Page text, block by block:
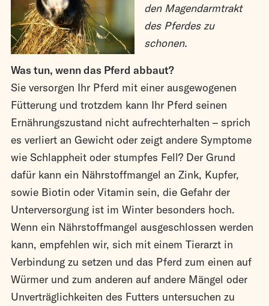
den Magendarmtrakt
des Pferdes zu
schonen.
Was tun, wenn das Pferd abbaut?
Sie versorgen Ihr Pferd mit einer ausgewogenen
Fütterung und trotzdem kann Ihr Pferd seinen
Ernährungszustand nicht aufrechterhalten – sprich
es verliert an Gewicht oder zeigt andere Symptome
wie Schlappheit oder stumpfes Fell? Der Grund
dafür kann ein Nährstoffmangel an Zink, Kupfer,
sowie Biotin oder Vitamin sein, die Gefahr der
Unterversorgung ist im Winter besonders hoch.
Wenn ein Nährstoffmangel ausgeschlossen werden
kann, empfehlen wir, sich mit einem Tierarzt in
Verbindung zu setzen und das Pferd zum einen auf
Würmer und zum anderen auf andere Mängel oder
Unverträglichkeiten des Futters untersuchen zu